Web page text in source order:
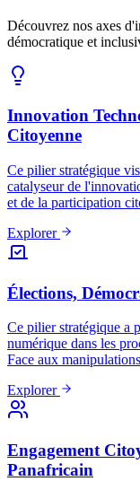
Découvrez nos axes
démocratique et
Innovation
Citoyenne
Ce pilier stratégique
catalyseur de
et de la participation
Explorer
Élections,
Ce pilier stratégique a
numérique dans les
Face aux
Explorer
Engagement
Panafricain